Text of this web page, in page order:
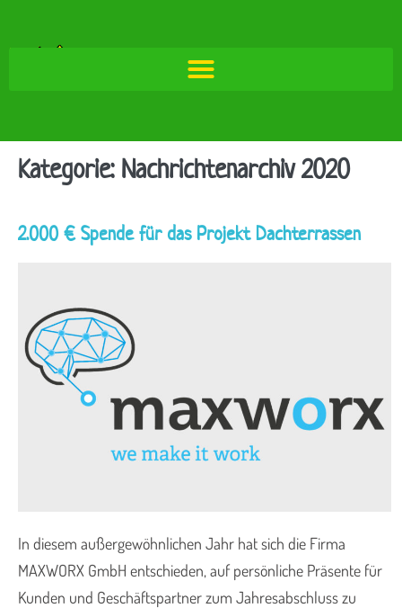
Kategorie: Nachrichtenarchiv 2020
2.000 € Spende für das Projekt Dachterrassen
In diesem außergewöhnlichen Jahr hat sich die Firma
MAXWORX GmbH entschieden, auf persönliche Präsente für
Kunden und Geschäftspartner zum Jahresabschluss zu